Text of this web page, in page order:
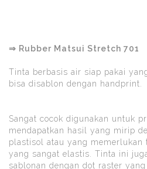
⇒ Rubber Matsui Stretch 701
Tinta berbasis air siap pakai
bisa disablon dengan handprint.
Sangat cocok digunakan untuk
mendapatkan hasil yang mirip
plastisol atau yang memerlukan
yang sangat elastis. Tinta ini
sablonan dengan dot raster